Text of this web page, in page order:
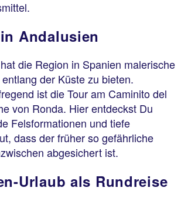
Andalusien
die Region in Spanien malerische
der Küste zu bieten.
ist die Tour am Caminito del
von Ronda. Hier entdeckst Du
Felsformationen und tiefe
dass der früher so gefährliche
abgesichert ist.
Urlaub als Rundreise